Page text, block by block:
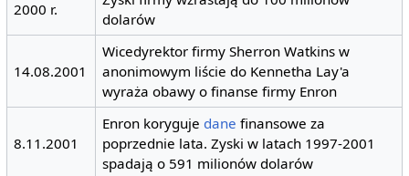
2000 r.
dolarów
14.08.2001
Wicedyrektor firmy Sherron Watkins w
anonimowym liście do Kennetha Lay'a
wyraża obawy o finanse firmy Enron
8.11.2001
Enron koryguje dane finansowe za
poprzednie lata. Zyski w latach 1997-2001
spadają o 591 milionów dolarów